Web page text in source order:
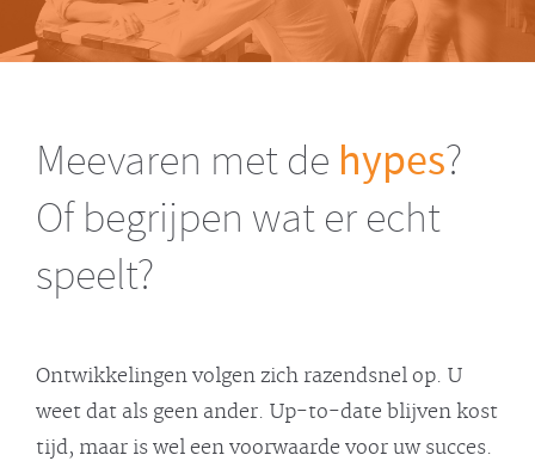
INSPIRATIE
OVER BRIGHT & COMPANY
NEDERLANDS
ENGLISH
Meevaren met de hypes?
Of begrijpen wat er echt
speelt?
Ontwikkelingen volgen zich razendsnel op. U
weet dat als geen ander. Up-to-date blijven kost
tijd, maar is wel een voorwaarde voor uw succes.